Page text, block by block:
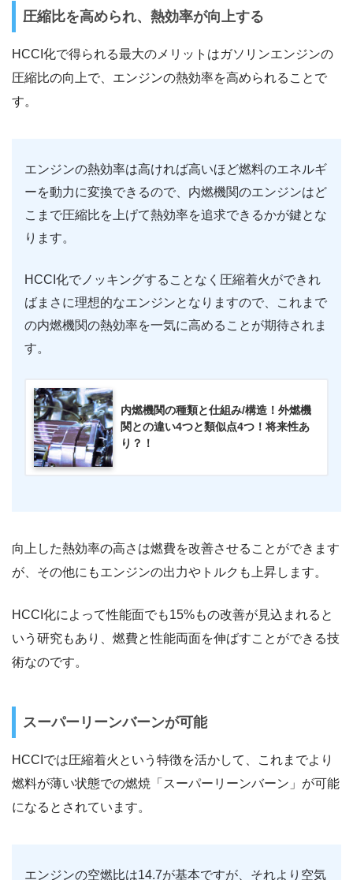
圧縮比を高められ、熱効率が向上する
HCCI化で得られる最大のメリットはガソリンエンジンの
圧縮比の向上で、エンジンの熱効率を高められることで
す。
エンジンの熱効率は高ければ高いほど燃料のエネルギ
ーを動力に変換できるので、内燃機関のエンジンはど
こまで圧縮比を上げて熱効率を追求できるかが鍵とな
ります。
HCCI化でノッキングすることなく圧縮着火ができれ
ばまさに理想的なエンジンとなりますので、これまで
の内燃機関の熱効率を一気に高めることが期待されま
す。
内燃機関の種類と仕組み/構造！外燃機
関との違い4つと類似点4つ！将来性あ
り？！
向上した熱効率の高さは燃費を改善させることができます
が、その他にもエンジンの出力やトルクも上昇します。
HCCI化によって性能面でも15%もの改善が見込まれると
いう研究もあり、燃費と性能両面を伸ばすことができる技
術なのです。
スーパーリーンバーンが可能
HCCIでは圧縮着火という特徴を活かして、これまでより
燃料が薄い状態での燃焼「スーパーリーンバーン」が可能
になるとされています。
エンジンの空燃比は14.7が基本ですが、それより空気